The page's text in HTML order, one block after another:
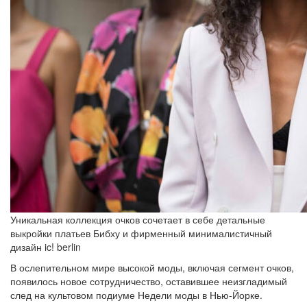
Уникальная коллекция очков сочетает в себе детальные
выкройки платьев Бибху и фирменный минималистичный
дизайн ic! berlin
В ослепительном мире высокой моды, включая сегмент очков,
появилось новое сотрудничество, оставившее неизгладимый
след на культовом подиуме Недели моды в Нью-Йорке.